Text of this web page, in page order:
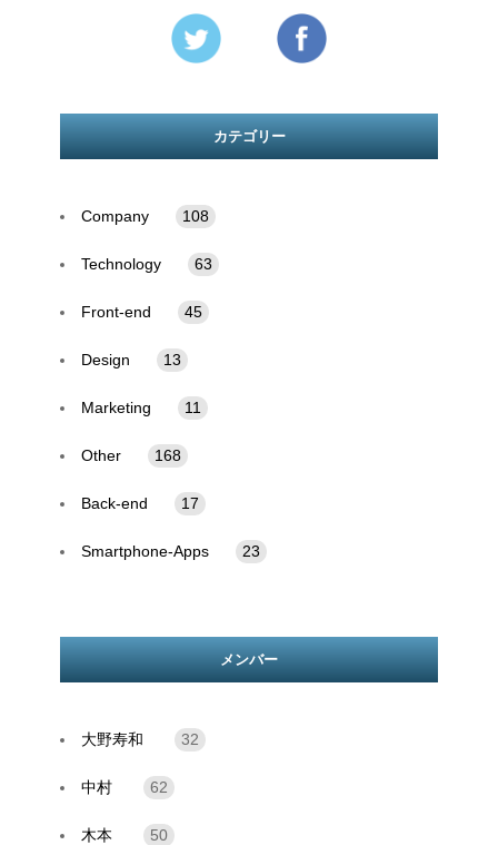
カテゴリー
Company 108
Technology 63
Front-end 45
Design 13
Marketing 11
Other 168
Back-end 17
Smartphone-Apps 23
メンバー
大野寿和 32
中村 62
木本 50